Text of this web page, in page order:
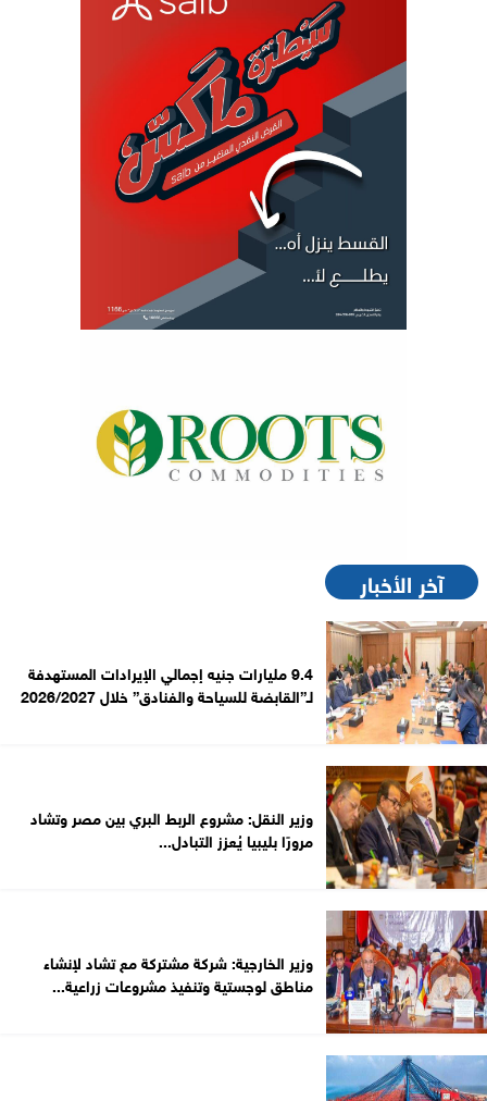
آخر الأخبار
9.4 مليارات جنيه إجمالي الإيرادات المستهدفة
لـ”القابضة للسياحة والفنادق” خلال 2026/2027
وزير النقل: مشروع الربط البري بين مصر وتشاد
مرورًا بليبيا يُعزز التبادل...
وزير الخارجية: شركة مشتركة مع تشاد لإنشاء
مناطق لوجستية وتنفيذ مشروعات زراعية...